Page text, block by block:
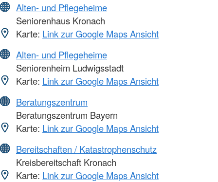
Alten- und Pflegeheime
Seniorenhaus Kronach
Karte: Link zur Google Maps Ansicht
Alten- und Pflegeheime
Seniorenheim Ludwigsstadt
Karte: Link zur Google Maps Ansicht
Beratungszentrum
Beratungszentrum Bayern
Karte: Link zur Google Maps Ansicht
Bereitschaften / Katastrophenschutz
Kreisbereitschaft Kronach
Karte: Link zur Google Maps Ansicht